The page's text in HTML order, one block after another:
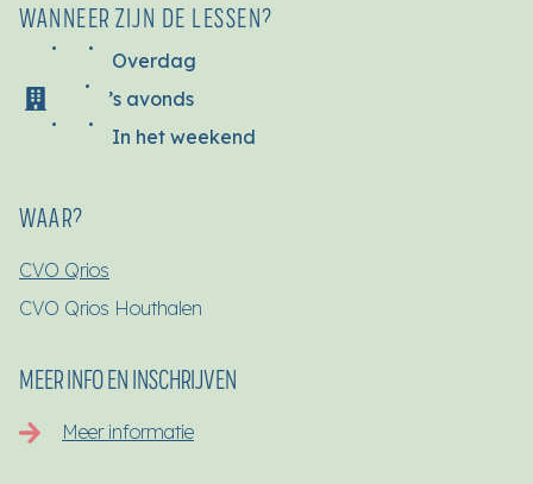
WANNEER ZIJN DE LESSEN?
Overdag
’s avonds
In het weekend
WAAR?
CVO Qrios
CVO Qrios Houthalen
MEER INFO EN INSCHRIJVEN
Meer informatie